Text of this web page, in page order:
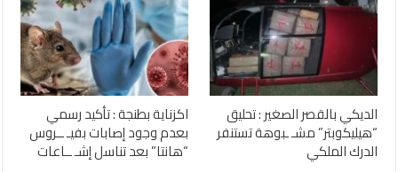
الديكي بالقصر الصغير : تحليق
“هيليكوبتر” مشـ ـبوهة تستنفر
الدرك الملكي
اكزناية بطنجة : تأكيد رسمي
بعدم وجود إصابات بفيـ ــروس
“هانتا” بعد تناسل إشـ ــاعات